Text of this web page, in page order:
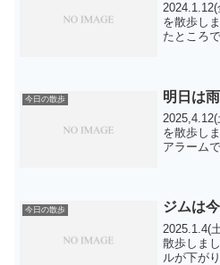
を散歩し
たところ
から年初
今日の散歩 明日は
を散歩し
アラーム
ンちゃん
今日の散歩 ジムは
2025.1.4(
散歩しま
ルが下が